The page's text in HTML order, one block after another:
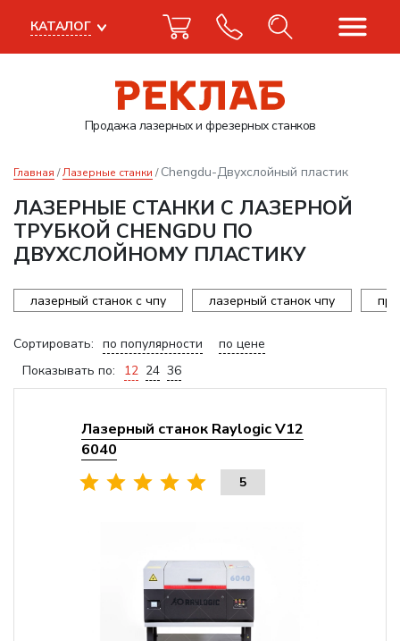
Продажа лазерныхи фрезерных станков
КАТАЛОГ
Главная Лазерные станки Chengdu-Двухслойный пластик
ЛАЗЕРНЫЕ СТАНКИ С ЛАЗЕРНОЙ
ТРУБКОЙ CHENGDU ПО
ДВУХСЛОЙНОМУ ПЛАСТИКУ
лазерный станок с чпу лазерный станок чпу
Сортировать: по популярности
по цене
Показывать по:
12 24 36
Лазерный станок Raylogic V12
6040
5